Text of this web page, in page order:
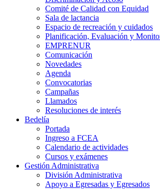
Comité de Calidad con Equidad
Sala de lactancia
Espacio de recreación y cuidados
Planificación, Evaluación y
EMPRENUR
Comunicación
Novedades
Agenda
Convocatorias
Campañas
Llamados
Resoluciones de interés
Bedelía
Portada
Ingreso a FCEA
Calendario de actividades
Cursos y exámenes
Gestión Administrativa
División Administrativa
Apoyo a Egresadas y Egresados